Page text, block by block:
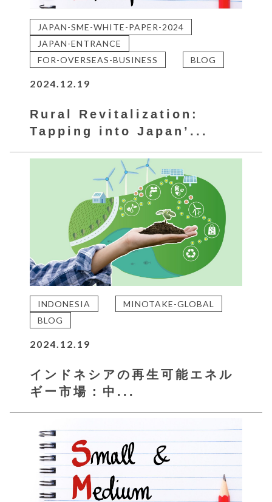
JAPAN-SME-WHITE-PAPER-2024
JAPAN-ENTRANCE
FOR-OVERSEAS-BUSINESS
BLOG
2024.12.19
Rural Revitalization:
Tapping into Japan’...
INDONESIA
MINOTAKE-GLOBAL
BLOG
2024.12.19
インドネシアの再生可能エネル
ギー市場：中...